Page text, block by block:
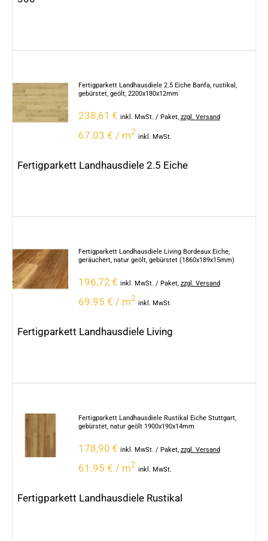
Fertigparkett Landhausdiele 2.5 Eiche Banfa, rustikal,
gebürstet, geölt, 2200x180x12mm
238,61 € inkl. MwSt. / Paket, zzgl. Versand
67.03 € / m2
inkl. MwSt.
Fertigparkett Landhausdiele 2.5 Eiche
Fertigparkett Landhausdiele Living Bordeaux Eiche,
geräuchert, natur geölt, gebürstet (1860x189x15mm)
196,72 € inkl. MwSt. / Paket, zzgl. Versand
69.95 € / m2
inkl. MwSt.
Fertigparkett Landhausdiele Living
Fertigparkett Landhausdiele Rustikal Eiche Stuttgart,
gebürstet, natur geölt 1900x190x14mm
178,90 € inkl. MwSt. / Paket, zzgl. Versand
61.95 € / m2
inkl. MwSt.
Fertigparkett Landhausdiele Rustikal